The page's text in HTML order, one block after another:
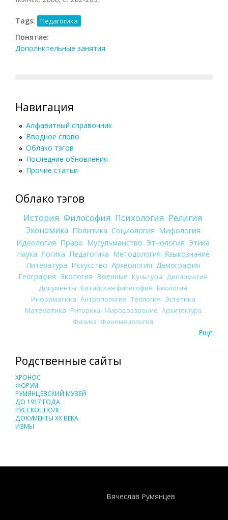
Tags: Педагогика
Понятие:
Дополнительные занятия
Навигация
Алфавитный справочник
Вводное слово
Облако тэгов
Последние обновления
Прочие статьи
Облако тэгов
История Философия Психология Религия
Экономика Политика Социология Мифология
Идеология Право Мусульманство Этнология Этика
Наука Логика Педагогика Методология Языкознание
Литература Искусство Археология Демография
География Экология Военные Культура
Дипломатия
Документы Китайская философия Биология
Информатика Антропология Теология Эстетика
Математика Риторика Мировоззрение Архитектура
Физика Феноменология
Еще
Родственные сайты
ХРОНОС
ФОРУМ
РУМЯНЦЕВСКИЙ МУЗЕЙ
ДО 1917 ГОДА
РУССКОЕ ПОЛЕ
ДОКУМЕНТЫ XX ВЕКА
ИЗМЫ
Вячеслав Румянцев